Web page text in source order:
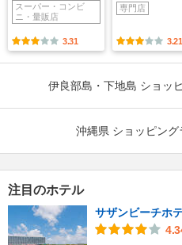
スーパー・コンビ
ニ・量販店
3.31
専門店
3.21
伊良部島・下地島 ショッ
沖縄県 ショッピング
注目のホテル
サザンビーチホ